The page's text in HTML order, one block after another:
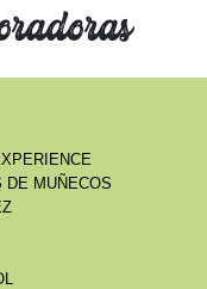
DE MUÑECOS